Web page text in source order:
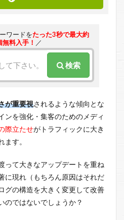
ワードをたった3秒で最大約
料入手！ ／
検索
が重要視されるような傾向とな
ンを強化・集客のためのメディ
際立たせがトラフィックに大き
ます。
って大きなアップデートを重ね
に現れ（もちろん原因はそれだ
グの構造を大きく変更して改善
のではないでしょうか？